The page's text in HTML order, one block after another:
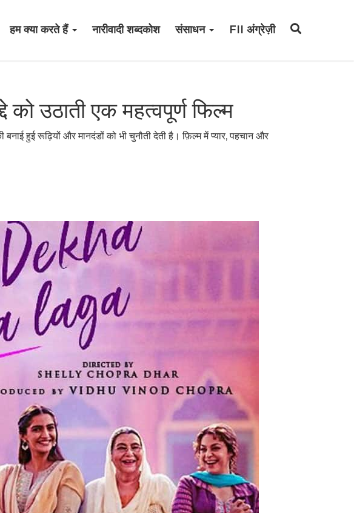
हम क्या करते हैं नारीवादी शब्दकोश संसाधन FII अंग्रेज़ी
उठाती एक महत्वपूर्ण फिल्म
हुई रूढ़ियों और मानदंडों को भी चुनौती देती है। फ़िल्म में प्यार, पहचान और